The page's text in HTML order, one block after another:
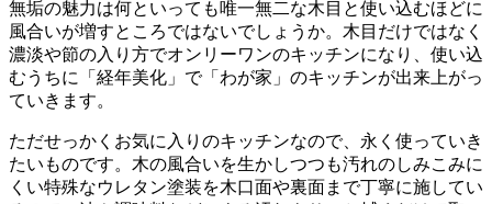
無垢の魅力は何といっても唯一無二な木目と使い込むほどに
風合いが増すところではないでしょうか。木目だけではなく
濃淡や節の入り方でオンリーワンのキッチンになり、使い込
むうちに「経年美化」で「わが家」のキッチンが出来上がっ
ていきます。
ただせっかくお気に入りのキッチンなので、永く使っていき
たいものです。木の風合いを生かしつつも汚れのしみこみに
くい特殊なウレタン塗装を木口面や裏面まで丁寧に施してい